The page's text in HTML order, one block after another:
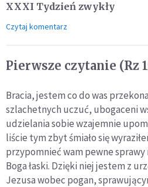
Czytaj komentarz
XXXI Tydzień zwykły
Pierwsze czytanie (Rz
Bracia, jestem co do was
szlachetnych uczuć, ubogaceni
udzielania sobie wzajemnie
liście tym zbyt śmiało się
przypomnieć wam pewne sprawy
Boga łaski. Dzięki niej jestem z
Jezusa wobec pogan,